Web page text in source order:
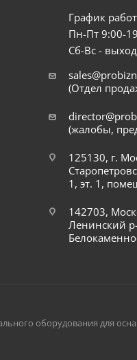
График
Пн-Пт 9:00-
Сб-Вс -
(Отдел
(жалобы,
125130, г.
1, эт. 1,
142703,
Ленинский
оборудования для